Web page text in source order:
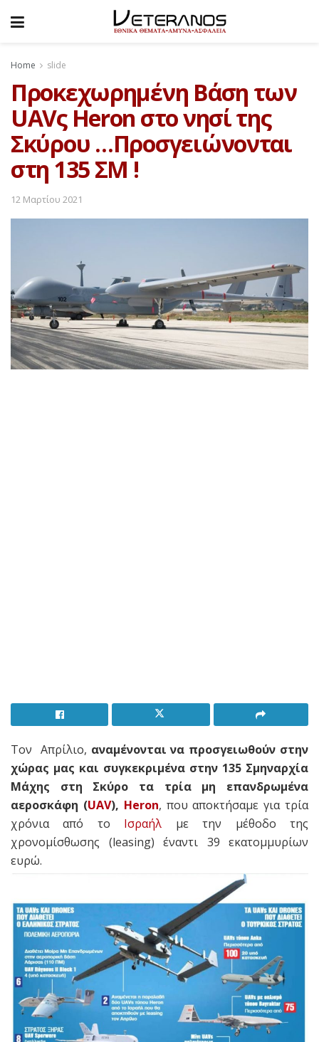
Home slide
Προκεχωρημένη Βάση των
UAVς Heron στο νησί της
Σκύρου …Προσγειώνονται
στη 135 ΣΜ !
12 Μαρτίου 2021
Τον Απρίλιο, αναμένονται να προσγειωθούν στην
χώρας μας και συγκεκριμένα στην 135 Σμηναρχία
Μάχης στη Σκύρο τα τρία μη επανδρωμένα
αεροσκάφη (UAV), Heron, που αποκτήσαμε για τρία
χρόνια από το Ισραήλ με την μέθοδο της
χρονομίσθωσης (leasing) έναντι 39 εκατομμυρίων
ευρώ.